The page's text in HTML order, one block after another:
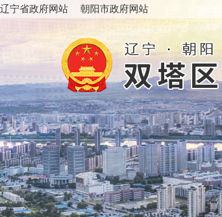
辽宁省政府网站 朝阳市政府网站